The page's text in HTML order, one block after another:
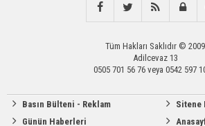
Tüm Hakları Saklıdır © 2009
Adilcevaz 13
0505 701 56 76 veya 0542 597
Basın Bülteni - Reklam
Günün Haberleri
Sitene